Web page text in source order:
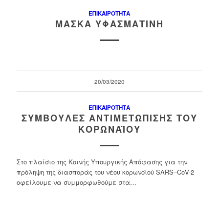
ΕΠΙΚΑΙΡΌΤΗΤΑ
ΜΆΣΚΑ ΥΦΑΣΜΆΤΙΝΗ
20/03/2020
ΕΠΙΚΑΙΡΌΤΗΤΑ
ΣΥΜΒΟΥΛΈΣ ΑΝΤΙΜΕΤΏΠΙΣΗΣ ΤΟΥ
ΚΟΡΩΝΑΪΟΎ
Στο πλαίσιο της Κοινής Υπουργικής Απόφασης για την
πρόληψη της διασποράς του νέου κορωνοϊού SARS–CoV-2
οφείλουμε να συμμορφωθούμε στα…